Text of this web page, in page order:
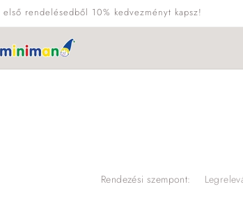
rendelésedből 10% kedvezményt kapsz!
Rendezési szempont: